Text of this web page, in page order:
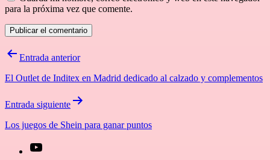
para la próxima vez que comente.
Navegación
entradas
Entrada anterior
El Outlet de Inditex en Madrid dedicado al calzado y complementos
Entrada siguiente
Los juegos de Shein para ganar puntos